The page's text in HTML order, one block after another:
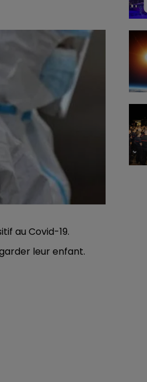
au Covid-19.
leur enfant.